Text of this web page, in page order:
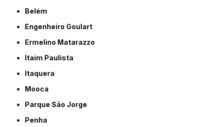
Belém
Engenheiro Goulart
Ermelino Matarazzo
Itaim Paulista
Itaquera
Mooca
Parque São Jorge
Penha